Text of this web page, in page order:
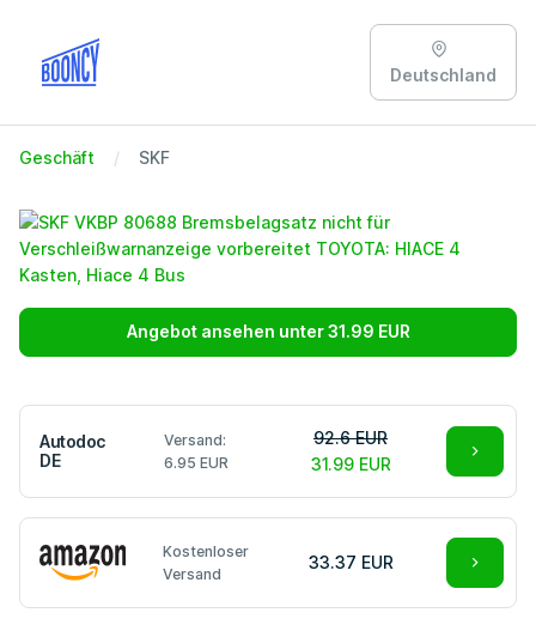
Deutschland
Geschäft SKF
Angebot ansehen unter 31.99 EUR
Autodoc
DE
Versand:
6.95 EUR
92.6 EUR
31.99 EUR
Kostenloser
Versand
33.37 EUR